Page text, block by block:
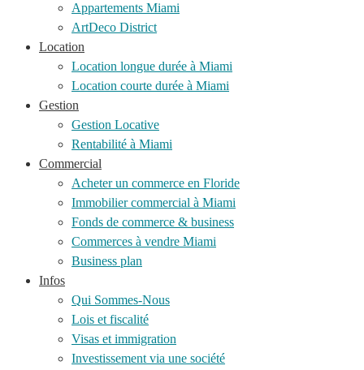
Appartements Miami
ArtDeco District
Location
Location longue durée à Miami
Location courte durée à Miami
Gestion
Gestion Locative
Rentabilité à Miami
Commercial
Acheter un commerce en Floride
Immobilier commercial à Miami
Fonds de commerce & business
Commerces à vendre Miami
Business plan
Infos
Qui Sommes-Nous
Lois et fiscalité
Visas et immigration
Investissement via une société